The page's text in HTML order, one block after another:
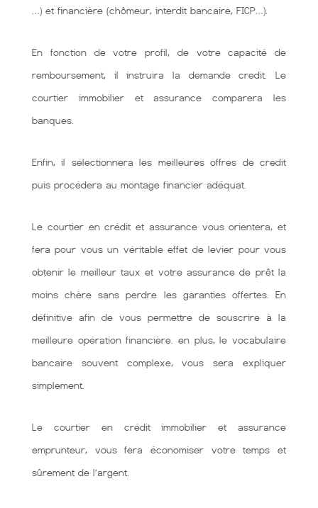
…) et financière (chômeur, interdit bancaire, FICP…).
En fonction de votre profil, de votre capacité de
remboursement, il instruira la demande credit. Le
courtier immobilier et assurance comparera les
banques.
Enfin, il sélectionnera les meilleures offres de credit
puis procédera au montage financier adéquat.
Le courtier en crédit et assurance vous orientera, et
fera pour vous un véritable effet de levier pour vous
obtenir le meilleur taux et votre assurance de prêt la
moins chère sans perdre les garanties offertes. En
définitive afin de vous permettre de souscrire à la
meilleure opération financière. en plus, le vocabulaire
bancaire souvent complexe, vous sera expliquer
simplement.
Le courtier en crédit immobilier et assurance
emprunteur, vous fera économiser votre temps et
sûrement de l’argent.